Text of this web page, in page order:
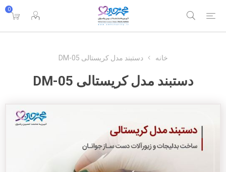
0
خانه دستبند مدل کریستالی DM-05
دستبند مدل کریستالی DM-05